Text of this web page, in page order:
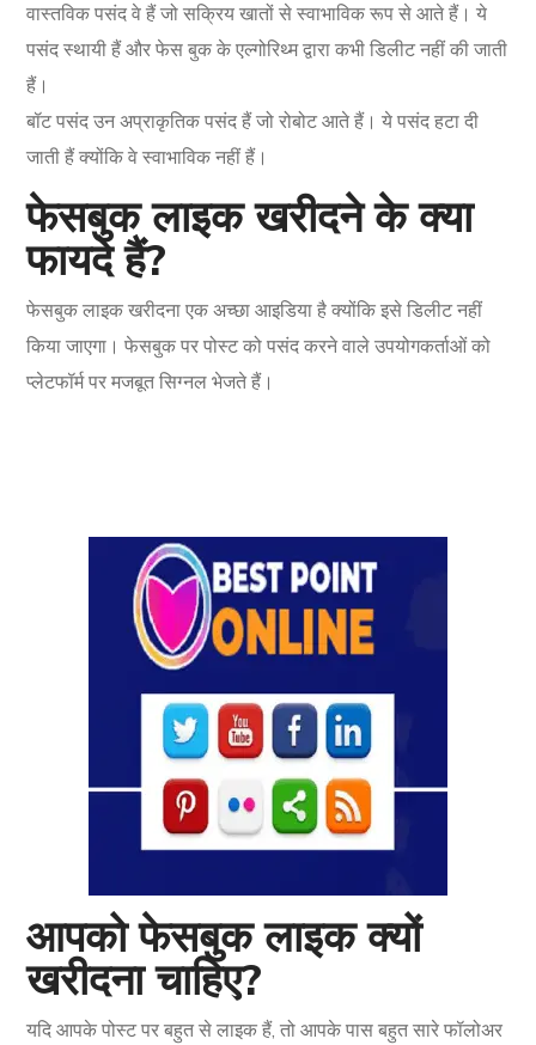
वास्तविक पसंद वे हैं जो सक्रिय खातों से स्वाभाविक रूप से आते हैं। ये
पसंद स्थायी हैं और फेस बुक के एल्गोरिथ्म द्वारा कभी डिलीट नहीं की जाती
हैं।
बॉट पसंद उन अप्राकृतिक पसंद हैं जो रोबोट आते हैं। ये पसंद हटा दी
जाती हैं क्योंकि वे स्वाभाविक नहीं हैं।
फेसबुक लाइक खरीदने के क्या
फायदे हैं?
फेसबुक लाइक खरीदना एक अच्छा आइडिया है क्योंकि इसे डिलीट नहीं
किया जाएगा। फेसबुक पर पोस्ट को पसंद करने वाले उपयोगकर्ताओं को
प्लेटफॉर्म पर मजबूत सिग्नल भेजते हैं।
आपको फेसबुक लाइक क्यों
खरीदना चाहिए?
यदि आपके पोस्ट पर बहुत से लाइक हैं, तो आपके पास बहुत सारे फॉलोअर